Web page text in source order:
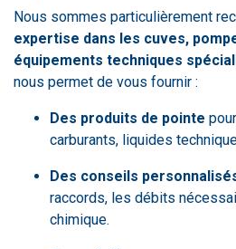
Nous sommes particulièrement
expertise dans les cuves,
équipements techniques
nous permet de vous fournir :
Des produits de pointe
carburants, liquides
Des conseils
raccords, les débits
chimique.